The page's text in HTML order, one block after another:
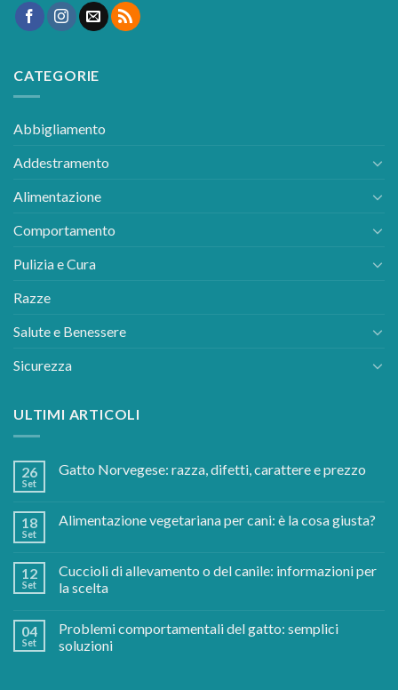
CATEGORIE
Abbigliamento
Addestramento
Alimentazione
Comportamento
Pulizia e Cura
Razze
Salute e Benessere
Sicurezza
ULTIMI ARTICOLI
26
Set
Gatto Norvegese: razza, difetti, carattere e prezzo
18
Set
Alimentazione vegetariana per cani: è la cosa giusta?
12
Set
Cuccioli di allevamento o del canile: informazioni per
la scelta
04
Set
Problemi comportamentali del gatto: semplici
soluzioni